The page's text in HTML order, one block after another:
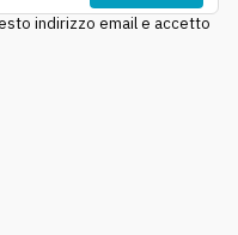
indirizzo email e accetto